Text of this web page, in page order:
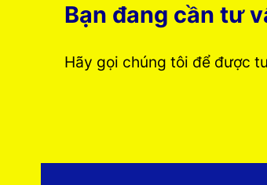
Bạn đang cần tư
Hãy gọi chúng tôi để được